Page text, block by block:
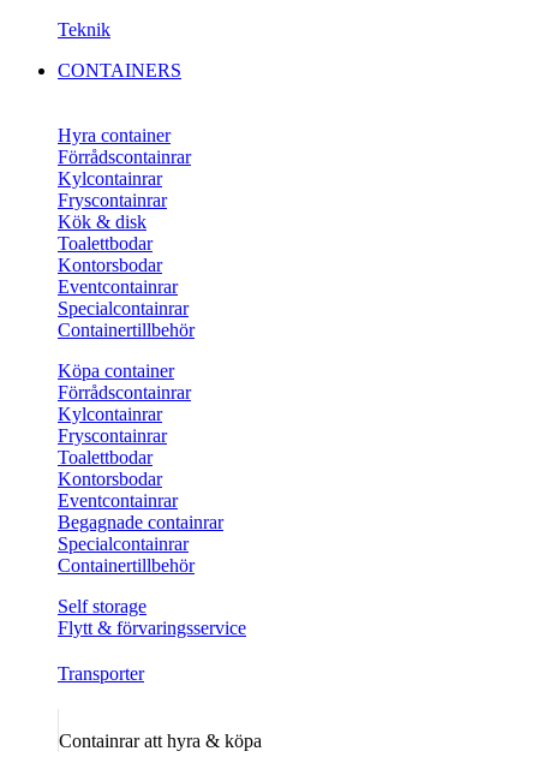
Teknik
CONTAINERS
Hyra container
Förrådscontainrar
Kylcontainrar
Fryscontainrar
Kök & disk
Toalettbodar
Kontorsbodar
Eventcontainrar
Specialcontainrar
Containertillbehör
Köpa container
Förrådscontainrar
Kylcontainrar
Fryscontainrar
Toalettbodar
Kontorsbodar
Eventcontainrar
Begagnade containrar
Specialcontainrar
Containertillbehör
Self storage
Flytt & förvaringsservice
Transporter
Containrar att hyra & köpa